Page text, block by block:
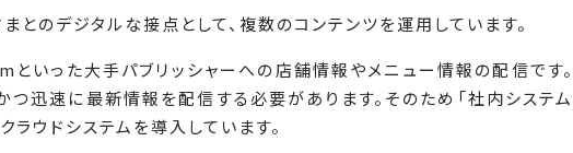
とのデジタルな接点として、複数のコンテンツを運用しています。
った大手パブリッシャーへの店舗情報やメニュー情報の配信です
つ迅速に最新情報を配信する必要があります。そのため「社内システ
ウドシステムを導入しています。